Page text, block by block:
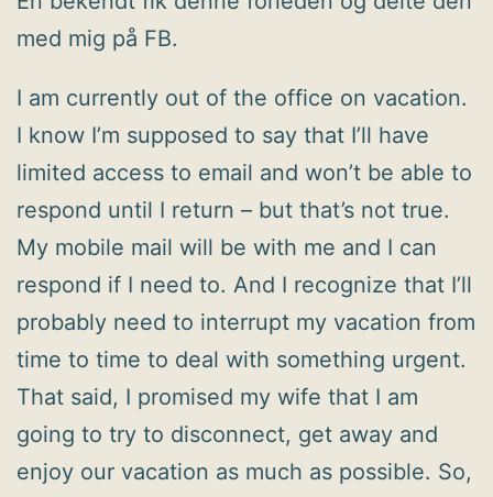
med mig på FB.
I am currently out of the office on vacation.
I know I’m supposed to say that I’ll have
limited access to email and won’t be able to
respond until I return – but that’s not true.
My mobile mail will be with me and I can
respond if I need to. And I recognize that I’ll
probably need to interrupt my vacation from
time to time to deal with something urgent.
That said, I promised my wife that I am
going to try to disconnect, get away and
enjoy our vacation as much as possible. So,